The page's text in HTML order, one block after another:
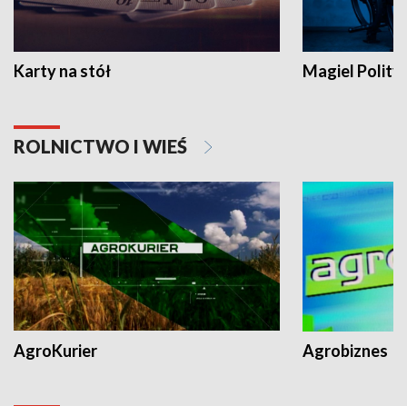
Karty na stół Magiel
ROLNICTWO I WIEŚ
AgroKurier Agrobiznes